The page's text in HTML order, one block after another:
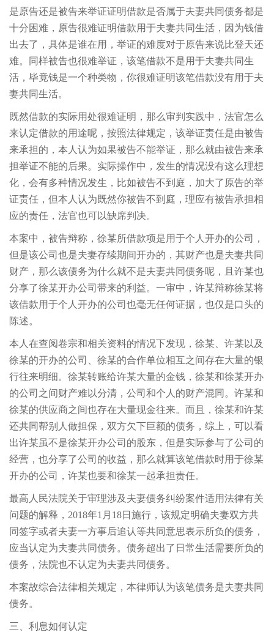
是原告还是被告来举证证明借款是否属于夫妻共同债务都是
十分困难，原告很难证明借款用于夫妻共同生活，因为钱借
出去了，具体是谁在用，举证的难度对于原告来说比登天还
难。同样被告也很难举证，该笔借款不是用于夫妻共同生
活，毕竟钱是一个种类物，你很难证明该笔借款没有用于夫
妻共同生活。
既然借款的实际用处很难证明，那么审判实践中，法官怎么
来认定借款的用途呢，按照法律规定，该举证责任是由被告
来承担的，本人认为如果被告不能举证，那么就由被告来承
担举证不能的后果。实际操作中，发生的情况没有这么理想
化，会有多种情况发生，比如被告不到庭，加大了原告的举
证责任，但本人认为既然你被告不到庭，理应有被告承担相
应的责任，法官也可以缺席判决。
本案中，被告辩称，徐某所借款项是用于个人开办的公司，
但是该公司也是夫妻存续期间开办的，其财产也是夫妻共同
财产，那么该债务为什么就不是夫妻共同债务呢，且许某也
分享了徐某开办公司带来的利益。一审中，许某辩称徐某将
该借款用于个人开办的公司也毫无任何证据，也仅是口头的
陈述。
本人在查阅卷宗和相关资料的情况下发现，徐某、许某以及
徐某的开办的公司、徐某的合作单位相互之间存在大量的银
行往来明细。徐某转账给许某大量的金钱，徐某和徐某开办
的公司之间财产难以分清，公司和个人的财产混同。许某和
徐某的供应商之间也存在大量现金往来。而且，徐某和许某
还共同帮别人做担保，双方欠下巨额的债务，综上，可以看
出许某虽不是徐某开办公司的股东，但是实际参与了公司的
经营，也分享了公司的收益，那么就算该笔借款时用于徐某
开办的公司，许某也要和徐某一起承担责任。
最高人民法院关于审理涉及夫妻债务纠纷案件适用法律有关
问题的解释，2018年1月18日施行，该规定明确夫妻双方共
同签字或者夫妻一方事后追认等共同意思表示所负的债务，
应当认定为夫妻共同债务。债务超出了日常生活需要所负的
债务，法院也不认定为夫妻共同债务。
本案故综合法律相关规定，本律师认为该笔债务是夫妻共同
债务。
三、利息如何认定